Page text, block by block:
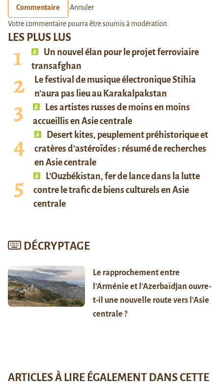
LES PLUS LUS
Un nouvel élan pour le projet ferroviaire
transafghan
Le festival de musique électronique Stihia
n’aura pas lieu au Karakalpakstan
Les artistes russes de moins en moins
accueillis en Asie centrale
Desert kites, peuplement préhistorique et
cratères d’astéroïdes : résumé de recherches
en Asie centrale
L’Ouzbékistan, fer de lance dans la lutte
contre le trafic de biens culturels en Asie
centrale
DÉCRYPTAGE
Le rapprochement entre
l’Arménie et l’Azerbaïdjan ouvre-
t-il une nouvelle route vers l’Asie
centrale ?
Commentaire Annuler
Votre commentaire pourra être soumis à modération.
ARTICLES À LIRE ÉGALEMENT DANS CETTE